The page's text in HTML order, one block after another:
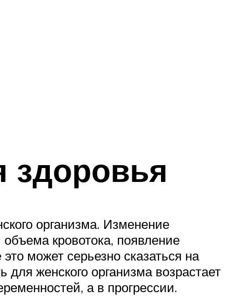
здоровья
организма. Изменение
кровотока, появление
может серьезно сказаться на
женского организма возрастает
а в прогрессии.